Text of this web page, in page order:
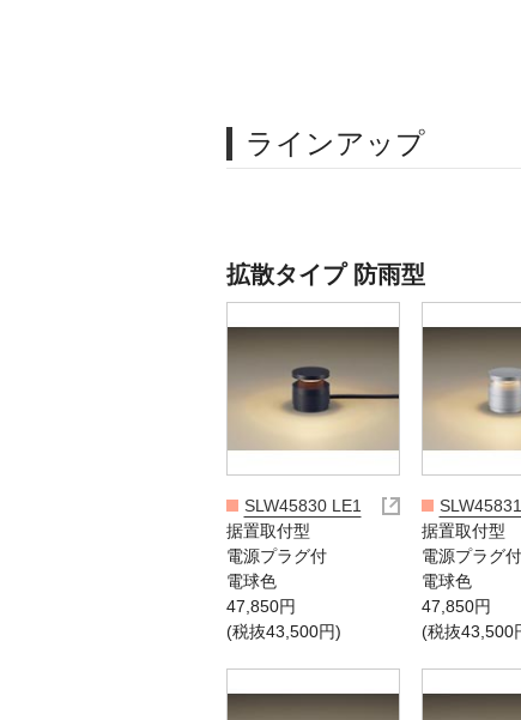
ラインアップ
拡散タイプ 防雨型
SLW45830 LE1
据置取付型
電源プラグ付
電球色
47,850円
(税抜43,500円)
据置取付型
電源プラグ付
電球色
47,850円
(税抜43,500